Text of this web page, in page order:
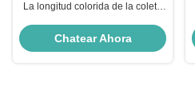
La longitud colorida de la coleta
longitudes para requisitos
particulares el 1m/2m/3m SM
Chatear Ahora